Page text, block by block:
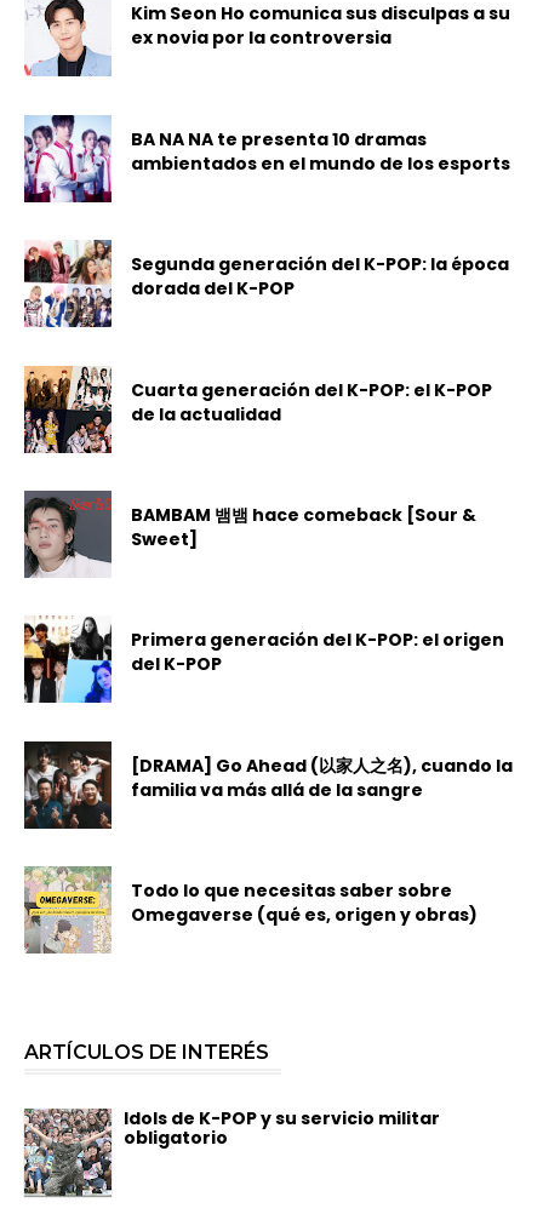
Kim Seon Ho comunica sus disculpas a su
ex novia por la controversia
BA NA NA te presenta 10 dramas
ambientados en el mundo de los esports
Segunda generación del K-POP: la época
dorada del K-POP
Cuarta generación del K-POP: el K-POP
de la actualidad
BAMBAM 뱀뱀 hace comeback [Sour &
Sweet]
Primera generación del K-POP: el origen
del K-POP
[DRAMA] Go Ahead (以家人之名), cuando la
familia va más allá de la sangre
Todo lo que necesitas saber sobre
Omegaverse (qué es, origen y obras)
ARTÍCULOS DE INTERÉS
Idols de K-POP y su servicio militar
obligatorio